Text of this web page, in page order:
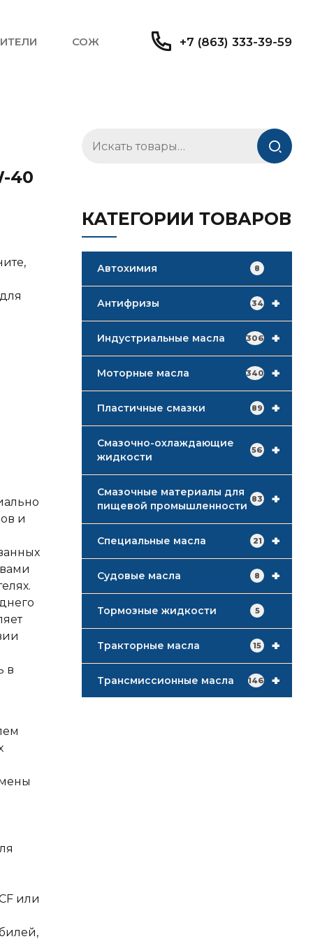
+7 (863) 333-39-59
СОЖ
40
и
в
или
КАТЕГОРИИ ТОВАРОВ
Автохимия 8
+
Антифризы 34
+
Индустриальные масла 306
+
Моторные масла 340
+
Пластичные смазки 89
+
Смазочно-охлаждающие
жидкости
56
+
Смазочные материалы для
пищевой промышленности
83
+
Специальные масла 21
+
Судовые масла 8
Тормозные жидкости 5
+
Тракторные масла 15
+
Трансмиссионные масла 146